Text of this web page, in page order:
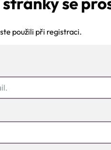
použili při registraci.